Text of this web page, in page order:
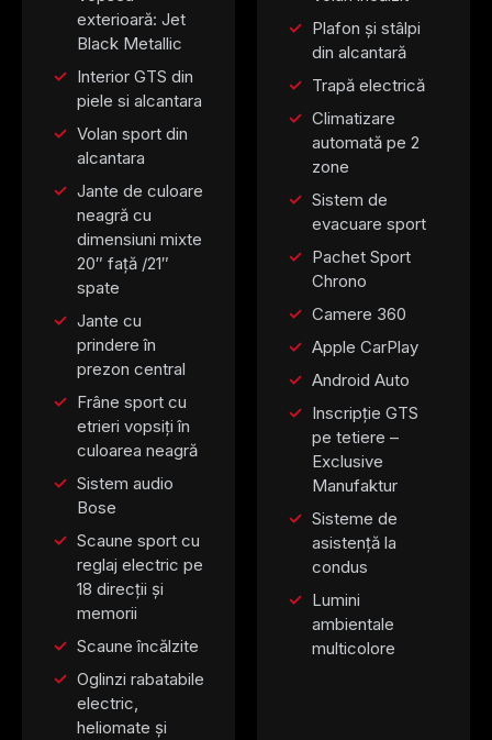
exterioară: Jet
Black Metallic
Interior GTS din
piele si alcantara
Volan sport din
alcantara
Jante de culoare
neagră cu
dimensiuni mixte
20″ față /21″
spate
Jante cu
prindere în
prezon central
Frâne sport cu
etrieri vopsiți în
culoarea neagră
Sistem audio
Bose
Scaune sport cu
reglaj electric pe
18 direcții și
memorii
Scaune încălzite
Oglinzi rabatabile
electric,
heliomate și
Plafon și stâlpi
din alcantară
Trapă electrică
Climatizare
automată pe 2
zone
Sistem de
evacuare sport
Pachet Sport
Chrono
Camere 360
Apple CarPlay
Android Auto
Inscripție GTS
pe tetiere –
Exclusive
Manufaktur
Sisteme de
asistență la
condus
Lumini
ambientale
multicolore